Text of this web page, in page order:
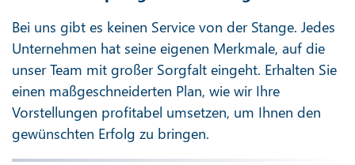
Bei uns gibt es keinen Service von der Stange. Jedes
Unternehmen hat seine eigenen Merkmale, auf die
unser Team mit großer Sorgfalt eingeht. Erhalten Sie
einen maßgeschneiderten Plan, wie wir Ihre
Vorstellungen profitabel umsetzen, um Ihnen den
gewünschten Erfolg zu bringen.